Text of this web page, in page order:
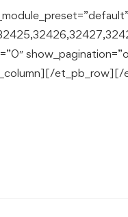
et_pb_row][/